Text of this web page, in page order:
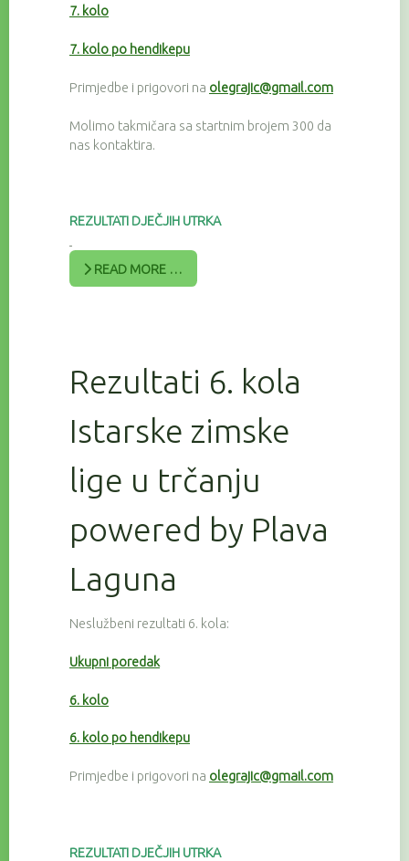
7. kolo
7. kolo po hendikepu
Primjedbe i prigovori na olegrajic@gmail.com
Molimo takmičara sa startnim brojem 300 da
nas kontaktira.
REZULTATI DJEČJIH UTRKA
READ MORE …
Rezultati 6. kola
Istarske zimske
lige u trčanju
powered by Plava
Laguna
Neslužbeni rezultati 6. kola:
Ukupni poredak
6. kolo
6. kolo po hendikepu
Primjedbe i prigovori na olegrajic@gmail.com
REZULTATI DJEČJIH UTRKA